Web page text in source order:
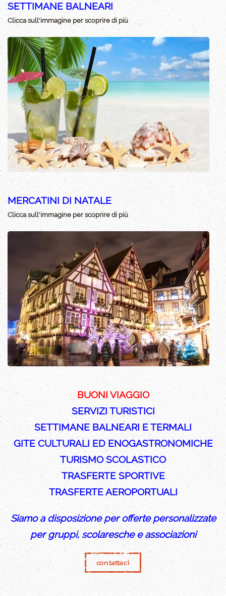
SETTIMANE BALNEARI
Clicca sull'immagine per scoprire di più
MERCATINI DI NATALE
Clicca sull'immagine per scoprire di più
BUONI VIAGGIO
SERVIZI TURISTICI
SETTIMANE BALNEARI E TERMALI
GITE CULTURALI ED ENOGASTRONOMICHE
TURISMO SCOLASTICO
TRASFERTE SPORTIVE
TRASFERTE AEROPORTUALI
Siamo a disposizione per offerte personalizzate
per gruppi, scolaresche e associazioni
contattaci